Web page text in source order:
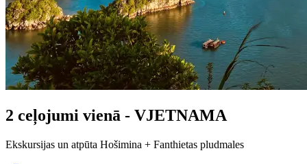
2 ceļojumi vienā - VJETNAMA
Ekskursijas un atpūta Hošimina + Fanthietas pludmales